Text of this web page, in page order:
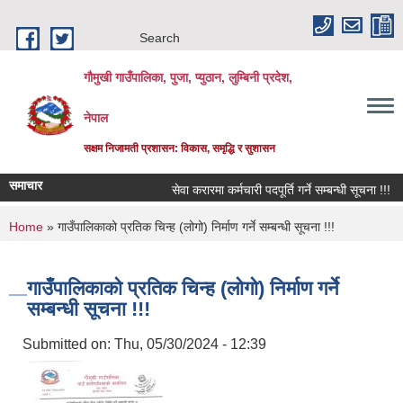
Search
गौमुखी गाउँपालिका, पुजा, प्युठान, लुम्बिनी प्रदेश,
नेपाल
सक्षम निजामती प्रशासन: विकास, समृद्धि र सुशासन
समाचार सेवा करारमा कर्मचारी पदपूर्ति गर्ने सम्बन्धी सूचना !!!
You are here
Home » गाउँपालिकाको प्रतिक चिन्ह (लोगो) निर्माण गर्ने सम्बन्धी सूचना !!!
गाउँपालिकाको प्रतिक चिन्ह (लोगो) निर्माण गर्ने
सम्बन्धी सूचना !!!
Submitted on: Thu, 05/30/2024 - 12:39